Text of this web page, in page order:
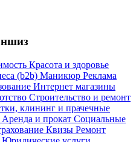
Красота и здоровье
(b2b) Маникюр Реклама
Интернет магазины
Строительство и ремонт
клининг и прачечные
Аренда и прокат Социальные
Квизы Ремонт